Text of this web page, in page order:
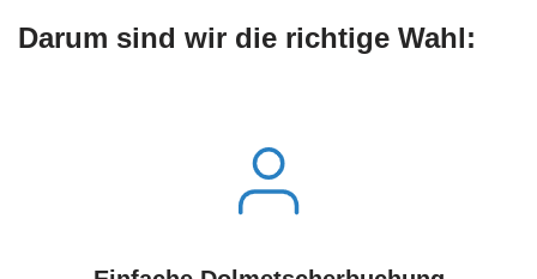
Darum sind wir die richtige Wahl: